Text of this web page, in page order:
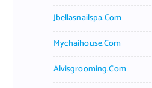
Jbellasnailspa.com
Mychaihouse.com
Alvisgrooming.com